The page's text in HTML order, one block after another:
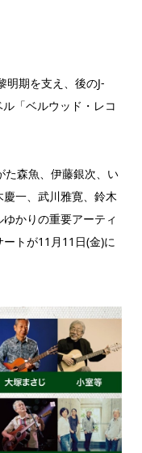
明期を支え、後のJ-
「ベルウッド・レコ
た森魚、伊藤銀次、い
一、武川雅寛、鈴木
かりの重要アーティ
トが11月11日(金)に